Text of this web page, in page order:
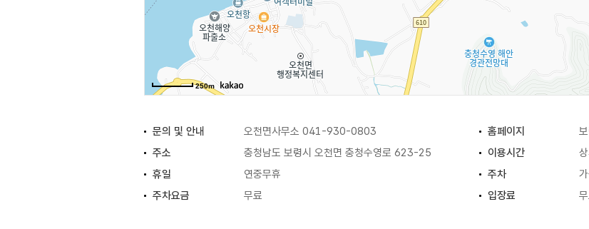
250m
문의 및 안내 오천면사무소 041-930-0803 홈페이지
주소
충청남도 보령시 오천면 충청수영로 623-25 이용시간
휴일
연중무휴 주차
주차요금
무료 입장료